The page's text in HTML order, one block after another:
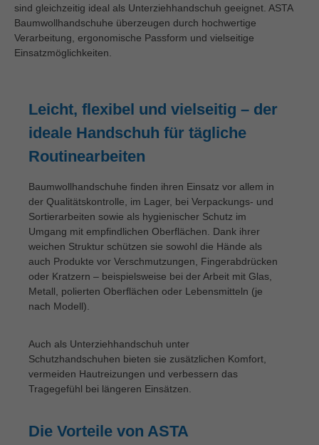
sind gleichzeitig ideal als Unterziehhandschuh geeignet. ASTA
Baumwollhandschuhe überzeugen durch hochwertige
Verarbeitung, ergonomische Passform und vielseitige
Einsatzmöglichkeiten.
Leicht, flexibel und vielseitig – der
ideale Handschuh für tägliche
Routinearbeiten
Baumwollhandschuhe finden ihren Einsatz vor allem in
der Qualitätskontrolle, im Lager, bei Verpackungs- und
Sortierarbeiten sowie als hygienischer Schutz im
Umgang mit empfindlichen Oberflächen. Dank ihrer
weichen Struktur schützen sie sowohl die Hände als
auch Produkte vor Verschmutzungen, Fingerabdrücken
oder Kratzern – beispielsweise bei der Arbeit mit Glas,
Metall, polierten Oberflächen oder Lebensmitteln (je
nach Modell).
Auch als Unterziehhandschuh unter
Schutzhandschuhen bieten sie zusätzlichen Komfort,
vermeiden Hautreizungen und verbessern das
Tragegefühl bei längeren Einsätzen.
Die Vorteile von ASTA